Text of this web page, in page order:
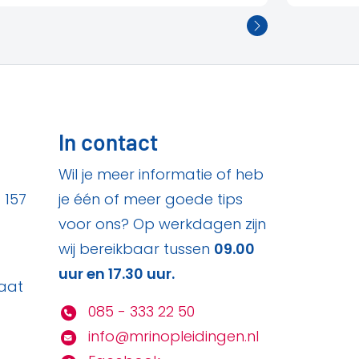
In contact
Wil je meer informatie of heb
je één of meer goede tips
voor ons? Op werkdagen zijn
wij bereikbaar tussen 09.00
uur en 17.30 uur.
085 - 333 22 50
info@mrinopleidingen.nl